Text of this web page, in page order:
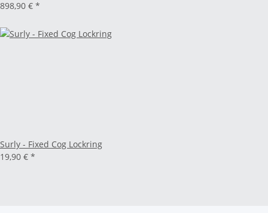
898,90 € *
Surly - Fixed Cog Lockring
19,90 € *